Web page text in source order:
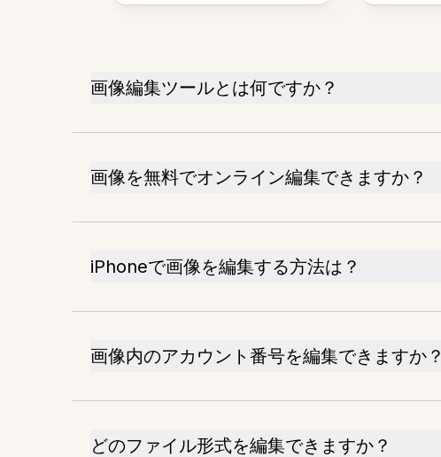
画像編集ツールとは何ですか？
画像を無料でオンライン編集できますか？
iPhoneで画像を編集する方法は？
画像内のアカウント番号を編集できますか？
どのファイル形式を編集できますか？